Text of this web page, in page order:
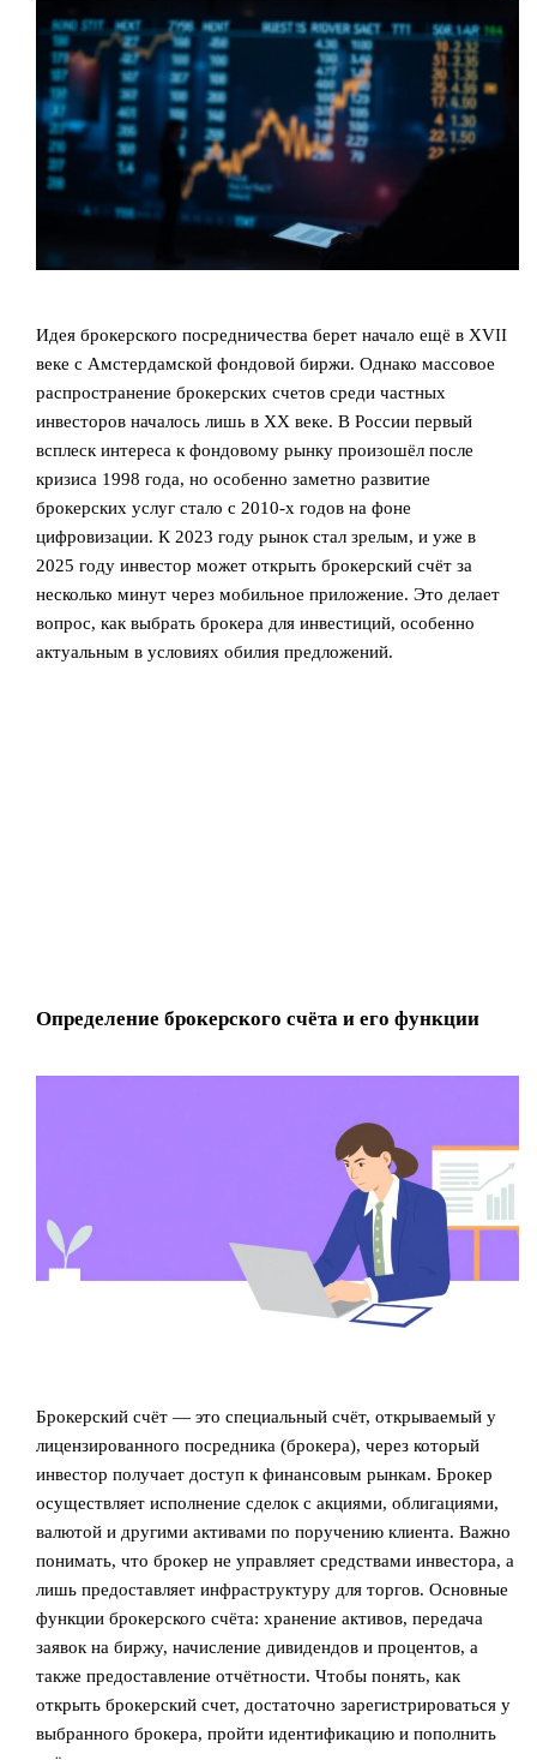
Идея брокерского посредничества берет начало ещё в XVII
веке с Амстердамской фондовой биржи. Однако массовое
распространение брокерских счетов среди частных
инвесторов началось лишь в XX веке. В России первый
всплеск интереса к фондовому рынку произошёл после
кризиса 1998 года, но особенно заметно развитие
брокерских услуг стало с 2010-х годов на фоне
цифровизации. К 2023 году рынок стал зрелым, и уже в
2025 году инвестор может открыть брокерский счёт за
несколько минут через мобильное приложение. Это делает
вопрос, как выбрать брокера для инвестиций, особенно
актуальным в условиях обилия предложений.
Определение брокерского счёта и его функции
Брокерский счёт — это специальный счёт, открываемый у
лицензированного посредника (брокера), через который
инвестор получает доступ к финансовым рынкам. Брокер
осуществляет исполнение сделок с акциями, облигациями,
валютой и другими активами по поручению клиента. Важно
понимать, что брокер не управляет средствами инвестора, а
лишь предоставляет инфраструктуру для торгов. Основные
функции брокерского счёта: хранение активов, передача
заявок на биржу, начисление дивидендов и процентов, а
также предоставление отчётности. Чтобы понять, как
открыть брокерский счет, достаточно зарегистрироваться у
выбранного брокера, пройти идентификацию и пополнить